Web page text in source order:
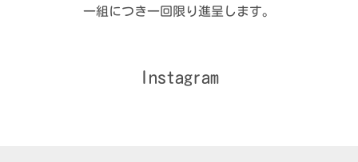
一組につき一回限り進呈します。
Instagram